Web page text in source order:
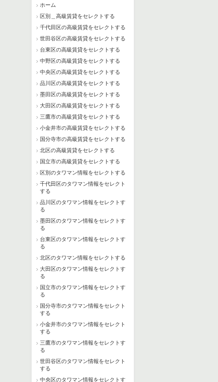
ホーム
区別＿高級賃貸をセレクトする
千代田区の高級賃貸をセレクトする
世田谷区の高級賃貸をセレクトする
台東区の高級賃貸をセレクトする
中野区の高級賃貸をセレクトする
中央区の高級賃貸をセレクトする
品川区の高級賃貸をセレクトする
墨田区の高級賃貸をセレクトする
大田区の高級賃貸をセレクトする
三鷹市の高級賃貸をセレクトする
小金井市の高級賃貸をセレクトする
国分寺市の高級賃貸をセレクトする
北区の高級賃貸をセレクトする
国立市の高級賃貸をセレクトする
区別のタワマン情報をセレクトする
千代田区のタワマン情報をセレクト
する
品川区のタワマン情報をセレクトす
る
墨田区のタワマン情報をセレクトす
る
台東区のタワマン情報をセレクトす
る
北区のタワマン情報をセレクトする
大田区のタワマン情報をセレクトす
る
国立市のタワマン情報をセレクトす
る
国分寺市のタワマン情報をセレクト
する
小金井市のタワマン情報をセレクト
する
三鷹市のタワマン情報をセレクトす
る
世田谷区のタワマン情報をセレクト
する
中央区のタワマン情報をセレクトす